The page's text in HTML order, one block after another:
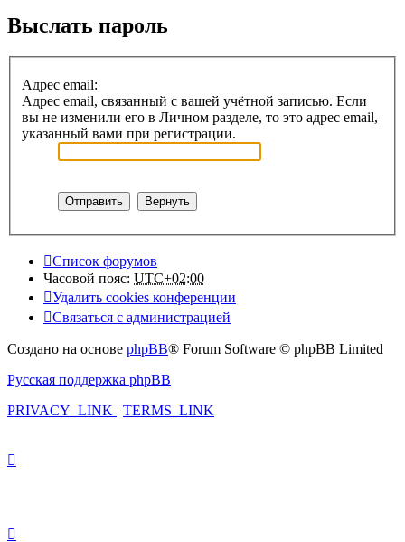
Выслать пароль
Адрес email:
Адрес email, связанный с вашей учётной записью. Если
вы не изменили его в Личном разделе, то это адрес email,
указанный вами при регистрации.
Список форумов
Часовой пояс: UTC+02:00
Удалить cookies конференции
Связаться с администрацией
Создано на основе phpBB® Forum Software © phpBB Limited
Русская поддержка phpBB
PRIVACY_LINK | TERMS_LINK